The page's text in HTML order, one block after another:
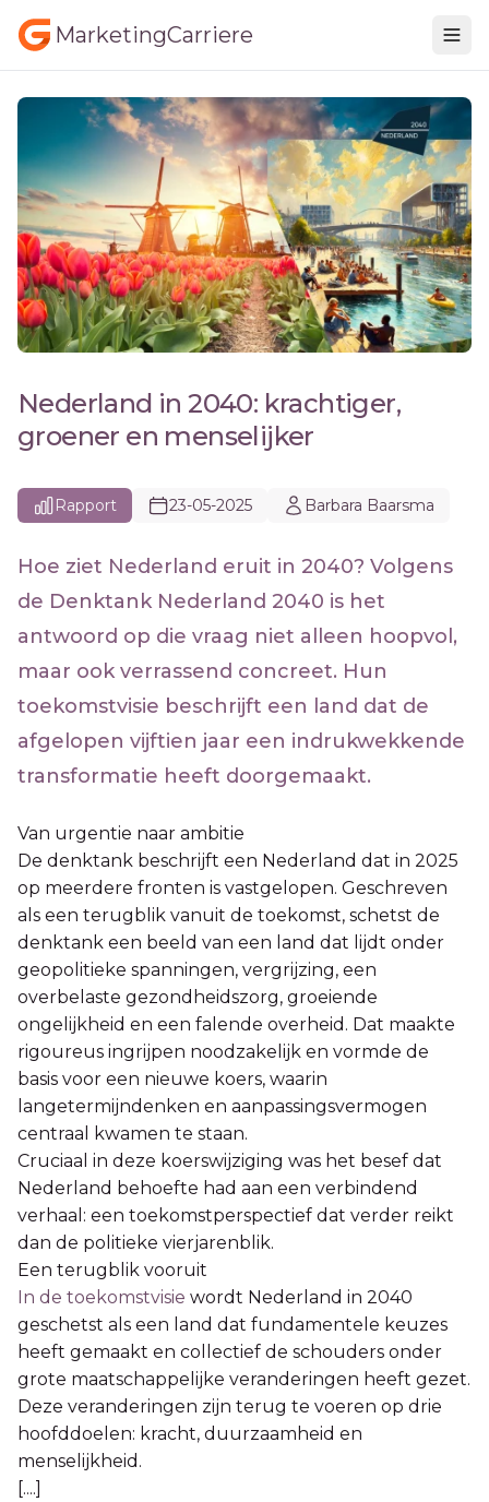
MarketingCarriere
Nederland in 2040: krachtiger,
groener en menselijker
Rapport 23-05-2025 Barbara Baarsma
Hoe ziet Nederland eruit in 2040? Volgens
de Denktank Nederland 2040 is het
antwoord op die vraag niet alleen hoopvol,
maar ook verrassend concreet. Hun
toekomstvisie beschrijft een land dat de
afgelopen vijftien jaar een indrukwekkende
transformatie heeft doorgemaakt.
Van urgentie naar ambitie
De denktank beschrijft een Nederland dat in 2025
op meerdere fronten is vastgelopen. Geschreven
als een terugblik vanuit de toekomst, schetst de
denktank een beeld van een land dat lijdt onder
geopolitieke spanningen, vergrijzing, een
overbelaste gezondheidszorg, groeiende
ongelijkheid en een falende overheid. Dat maakte
rigoureus ingrijpen noodzakelijk en vormde de
basis voor een nieuwe koers, waarin
langetermijndenken en aanpassingsvermogen
centraal kwamen te staan.
Cruciaal in deze koerswijziging was het besef dat
Nederland behoefte had aan een verbindend
verhaal: een toekomstperspectief dat verder reikt
dan de politieke vierjarenblik.
Een terugblik vooruit
In de toekomstvisie wordt Nederland in 2040
geschetst als een land dat fundamentele keuzes
heeft gemaakt en collectief de schouders onder
grote maatschappelijke veranderingen heeft gezet.
Deze veranderingen zijn terug te voeren op drie
hoofddoelen: kracht, duurzaamheid en
menselijkheid.
[....]